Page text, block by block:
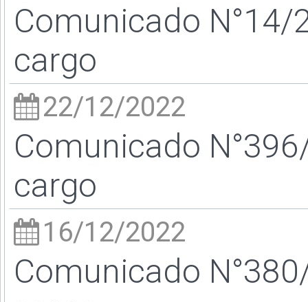
Comunicado N°14/
cargo
22/12/2022
Comunicado
cargo
16/12/2022
Comunicado